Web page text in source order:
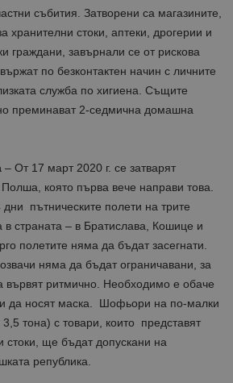
събития. Затворени са магазините,
хранителни стоки, аптеки, дрогерии и
граждани, завърнали се от рискова
по безконтактен начин с личните
служба по хигиена. Същите
преминават 2-седмична домашна
– От 17 март 2020 г. се затварят
Полша, която първа вече направи това.
пътническите полети на трите
страната – в Братислава, Кошице и
полетите няма да бъдат засегнати.
няма да бъдат ограничавани, за
вървят ритмично. Необходимо е обаче
да носят маска. Шофьори на по-малки
тона) с товари, които представят
стоки, ще бъдат допускани на
република.